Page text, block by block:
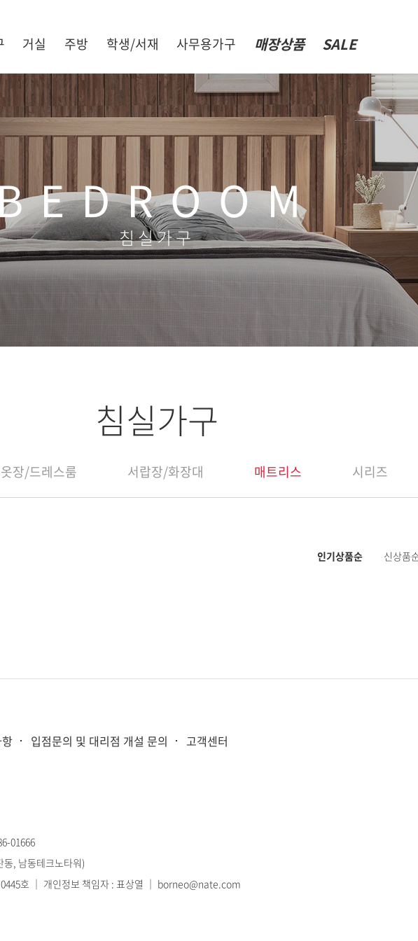
거실 주방 학생/서재 사무용가구 매장상품 SALE
침실가구
침실가구
옷장/드레스룸 서랍장/화장대 매트리스 시리즈
인기상품순 신상품
입점문의 및 대리점 개설 문의 고객센터
01666
동, 남동테크노타워)
호 ｜ 개인정보 책임자 : 표상열 ｜ borneo@nate.com